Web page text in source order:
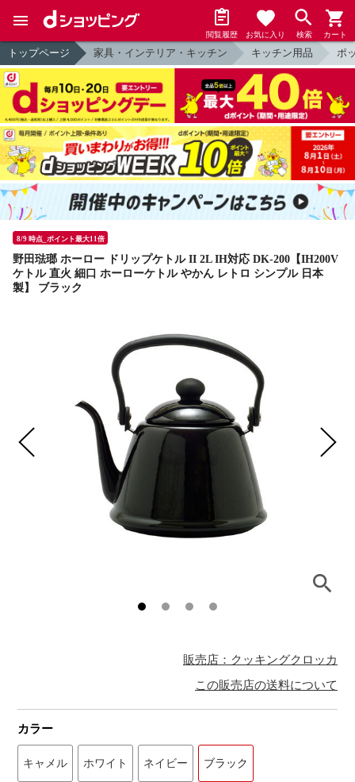
閲覧履歴 お気に入り 検索 カート
トップページ 家具・インテリア・キッチン キッチン用品 ポ
8/9 時点_ポイント最大11倍
野田琺瑯 ホーロー ドリップケトル II 2L IH対応 DK-200【IH200V
ケトル 直火 細口 ホーローケトル やかん レトロ シンプル 日本
製】 ブラック
販売店：クッキングクロッカ
この販売店の送料について
カラー
キャメル ホワイト ネイビー ブラック